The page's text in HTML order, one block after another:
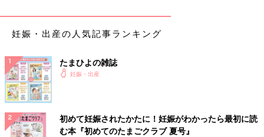
妊娠・出産の人気記事ランキング
たまひよの雑誌
妊娠・出産
初めて妊娠されたかたに！妊娠がわかったら最初に読
む本『初めてのたまごクラブ 夏号』